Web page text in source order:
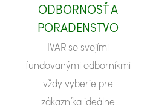
ODBORNOSŤ A
PORADENSTVO
IVAR so svojími
fundovanými odborníkmi
vždy vyberie pre
zákazníka ideálne